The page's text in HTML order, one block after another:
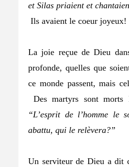
et Silas priaient et
Ils avaient le coeur joyeux!
La joie reçue de Dieu
profonde, quelles que
ce monde passent, mais
Des martyrs sont
“L’esprit de l’homme le
abattu, qui le relèvera?”
Un serviteur de Dieu a